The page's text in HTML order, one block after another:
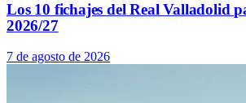
Los 10 fichajes del Real Valladolid
2026/27
7 de agosto de 2026